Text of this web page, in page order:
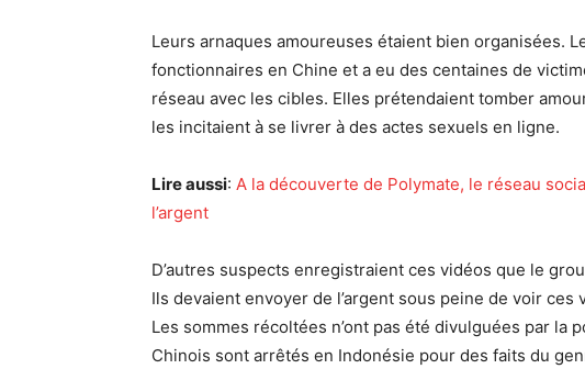
Leurs arnaques amoureuses étaient bien organisées.
fonctionnaires en Chine et a eu des centaines de
réseau avec les cibles. Elles prétendaient tomber
les incitaient à se livrer à des actes sexuels en ligne.
Lire aussi: A la découverte de Polymate, le réseau
l’argent
D’autres suspects enregistraient ces vidéos que le
Ils devaient envoyer de l’argent sous peine de voir
Les sommes récoltées n’ont pas été divulguées par la
Chinois sont arrêtés en Indonésie pour des faits du